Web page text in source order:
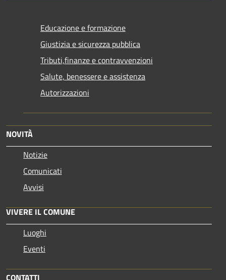
Educazione e formazione
Giustizia e sicurezza pubblica
Tributi,finanze e contravvenzioni
Salute, benessere e assistenza
Autorizzazioni
NOVITÀ
Notizie
Comunicati
Avvisi
VIVERE IL COMUNE
Luoghi
Eventi
CONTATTI